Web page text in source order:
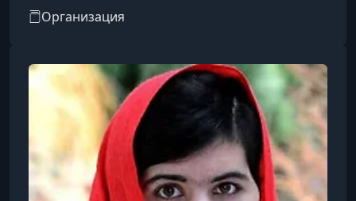
предоставляет доступ к видеокурсам,
созданным и представленным мировыми
областях.​Особенности
платформы:Преподаватели: Среди
инструкторов — известные личности, такие как
Гордон Рамзи (кулинария), Маргарет Этвуд
(писательство), Мартин Скорсезе
(кинорежиссура), Серена Уильямс (теннис),
Ханс Циммер
Организация